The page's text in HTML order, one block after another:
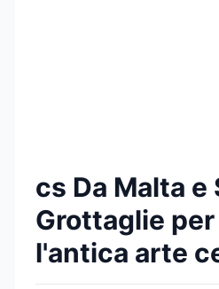
cs Da Malta e
Grottaglie
l'antica arte